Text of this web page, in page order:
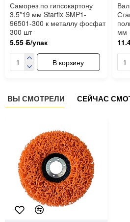
Саморез по гипсокартону
3.5*19 мм Starfix SMP1-
96501-300 к металлу фосфат
300 шт
5.55 ƃ/упак
В корзину
мм
ВЫ СМОТРЕЛИ СЕЙЧАС